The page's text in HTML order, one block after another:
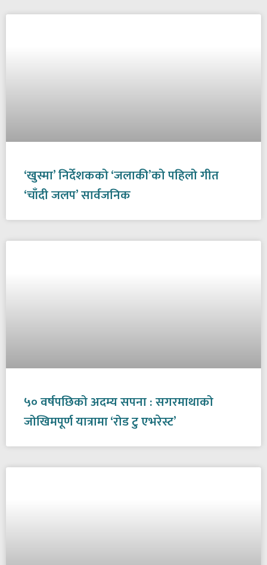
‘खुस्मा’ निर्देशकको ‘जलाकी’को पहिलो गीत
‘चाँदी जलप’ सार्वजनिक
५० वर्षपछिको अदम्य सपना : सगरमाथाको
जोखिमपूर्ण यात्रामा ‘रोड टु एभरेस्ट’